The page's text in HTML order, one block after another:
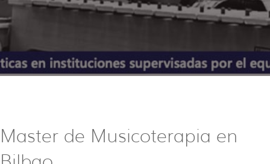
Master de Musicoterapia en